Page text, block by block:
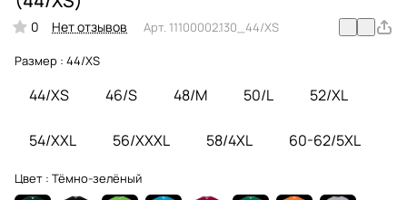
0 Нет отзывов Арт. 11100002.130_44/XS
Размер : 44/XS
44/XS 46/S 48/M 50/L 52/XL
54/XXL 56/XXXL 58/4XL 60-62/5XL
Цвет : Тёмно-зелёный